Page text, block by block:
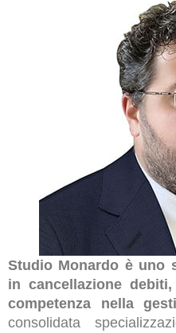
Studio Monardo è uno
in cancellazione
competenza nella
consolidata